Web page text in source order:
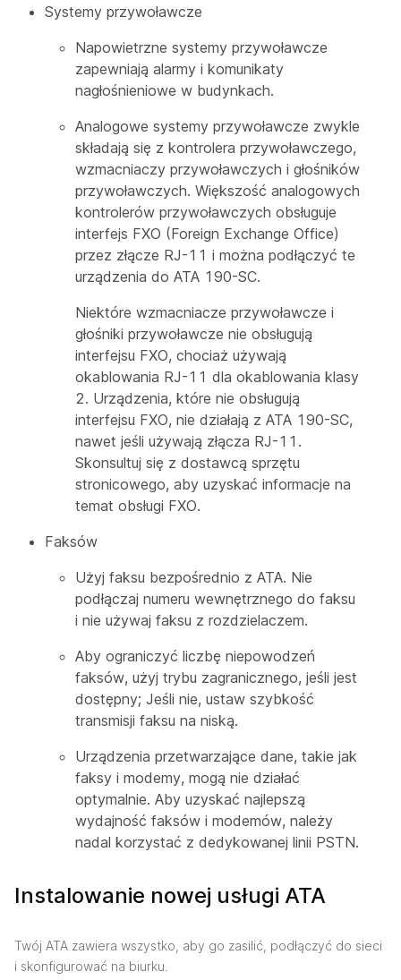
Systemy przywoławcze
Napowietrzne systemy przywoławcze
zapewniają alarmy i komunikaty
nagłośnieniowe w budynkach.
Analogowe systemy przywoławcze zwykle
składają się z kontrolera przywoławczego,
wzmacniaczy przywoławczych i głośników
przywoławczych. Większość analogowych
kontrolerów przywoławczych obsługuje
interfejs FXO (Foreign Exchange Office)
przez złącze RJ-11 i można podłączyć te
urządzenia do ATA 190-SC.
Niektóre wzmacniacze przywoławcze i
głośniki przywoławcze nie obsługują
interfejsu FXO, chociaż używają
okablowania RJ-11 dla okablowania klasy
2. Urządzenia, które nie obsługują
interfejsu FXO, nie działają z ATA 190-SC,
nawet jeśli używają złącza RJ-11.
Skonsultuj się z dostawcą sprzętu
stronicowego, aby uzyskać informacje na
temat obsługi FXO.
Faksów
Użyj faksu bezpośrednio z ATA. Nie
podłączaj numeru wewnętrznego do faksu
i nie używaj faksu z rozdzielaczem.
Aby ograniczyć liczbę niepowodzeń
faksów, użyj trybu zagranicznego, jeśli jest
dostępny; Jeśli nie, ustaw szybkość
transmisji faksu na niską.
Urządzenia przetwarzające dane, takie jak
faksy i modemy, mogą nie działać
optymalnie. Aby uzyskać najlepszą
wydajność faksów i modemów, należy
nadal korzystać z dedykowanej linii PSTN.
Instalowanie nowej usługi ATA
Twój ATA zawiera wszystko, aby go zasilić, podłączyć do sieci
i skonfigurować na biurku.